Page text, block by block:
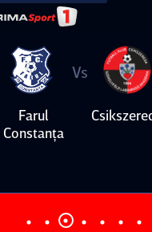
Dinamo
Vs
FC